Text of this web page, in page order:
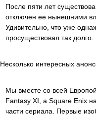
После пяти лет
отключен ее нынешними
Удивительно, что уже
просуществовал так долго.
Несколько интересных
Мы вместе со всей
Fantasy XI, а Square Enix
части сериала. Первые